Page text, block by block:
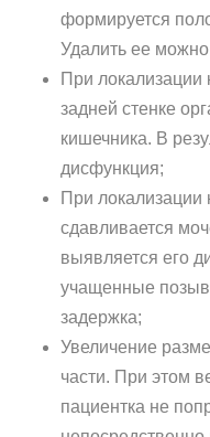
формируется
Удалить ее можно
При локализации
задней стенке
кишечника. В
дисфункция;
При локализации
сдавливается
выявляется его
учащенные
задержка;
Увеличение
части. При этом
пациентка не